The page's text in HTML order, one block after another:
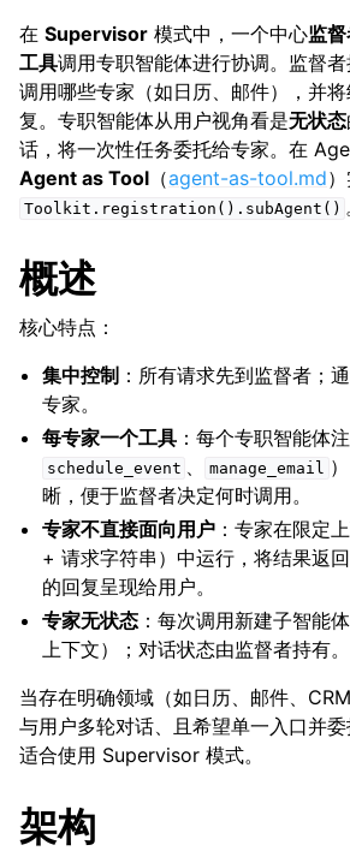
在 Supervisor 模式中，一个中心监
工具调用专职智能体进行协调。监督
调用哪些专家（如日历、邮件），并
复。专职智能体从用户视角看是无状态
话，将一次性任务委托给专家。在
Agent as Tool （agent-as-tool.md
Toolkit.registration().subAgent()
概述
核心特点：
集中控制 ：所有请求先到监督者；
专家。
每专家一个工具 ：每个专职智能体
schedule_event manage_email
晰，便于监督者决定何时调用。
专家不直接面向用户 ：专家在限定
+ 请求字符串）中运行，将结果返
的回复呈现给用户。
专家无状态 ：每次调用新建子智能
上下文）；对话状态由监督者持有。
当存在明确领域（如日历、邮件、
与用户多轮对话、且希望单一入口并委
适合使用 Supervisor 模式。
架构